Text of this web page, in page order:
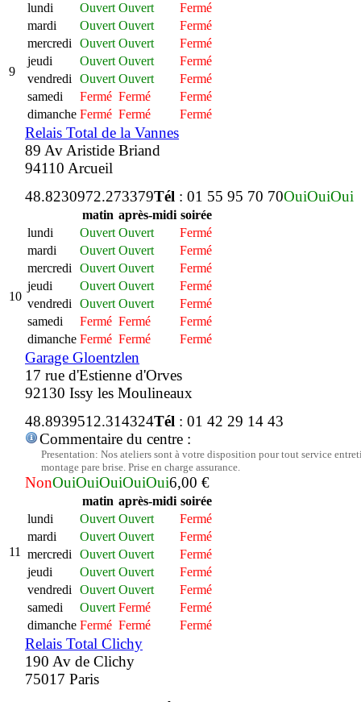
9
lundi
Ouvert Ouvert
Fermé
mardi
Ouvert Ouvert
Fermé
mercredi
Ouvert Ouvert
Fermé
jeudi
Ouvert Ouvert
Fermé
vendredi
Ouvert Ouvert
Fermé
samedi
Fermé Fermé
Fermé
dimanche Fermé Fermé Fermé
Relais Total de la Vannes
89 Av Aristide Briand
94110 Arcueil
10
48.8230972.273379Tél : 01 55 95 70 70OuiOuiOui
matin après-midi soirée
lundi
Ouvert Ouvert
Fermé
mardi
Ouvert Ouvert
Fermé
mercredi
Ouvert Ouvert
Fermé
jeudi
Ouvert Ouvert
Fermé
vendredi
Ouvert Ouvert
Fermé
samedi
Fermé Fermé
Fermé
dimanche Fermé Fermé Fermé
Garage Gloentzlen
17 rue d'Estienne d'Orves
92130 Issy les Moulineaux
11
48.893951 2.314324Tél : 01 42 29 14 43
Commentaire du centre :
Presentation: Nos ateliers sont à votre disposition pour tout service
montage pare brise. Prise en charge assurance.
NonOuiOuiOuiOuiOui6,00 €
matin après-midi soirée
lundi
Ouvert Ouvert
Fermé
mardi
Ouvert Ouvert
Fermé
mercredi
Ouvert Ouvert
Fermé
jeudi
Ouvert Ouvert
Fermé
vendredi
Ouvert Ouvert
Fermé
samedi
Ouvert Fermé
Fermé
dimanche Fermé Fermé Fermé
Relais Total Clichy
190 Av de Clichy
75017 Paris